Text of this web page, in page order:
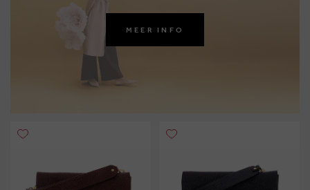
MEER INFO